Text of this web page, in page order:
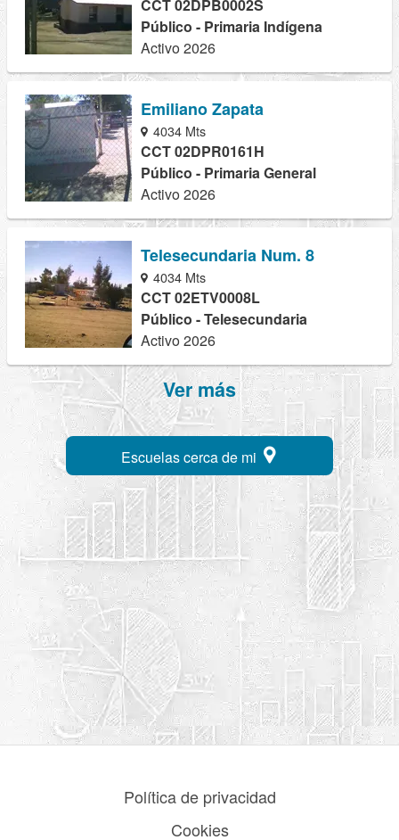
CCT 02DPB0002S
Público - Primaria Indígena
Activo 2026
Emiliano Zapata
4034 Mts
CCT 02DPR0161H
Público - Primaria General
Activo 2026
Telesecundaria Num. 8
4034 Mts
CCT 02ETV0008L
Público - Telesecundaria
Activo 2026
Ver más
Escuelas cerca de mi
Política de privacidad
Cookies